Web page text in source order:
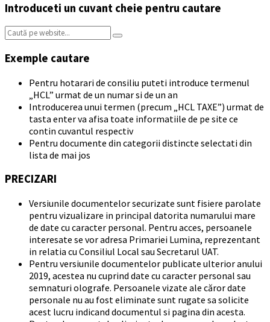
Introduceti un cuvant cheie pentru cautare
Search:
Exemple cautare
Pentru hotarari de consiliu puteti introduce termenul
„HCL” urmat de un numar si de un an
Introducerea unui termen (precum „HCL TAXE”) urmat de
tasta enter va afisa toate informatiile de pe site ce
contin cuvantul respectiv
Pentru documente din categorii distincte selectati din
lista de mai jos
PRECIZARI
Versiunile documentelor securizate sunt fisiere parolate
pentru vizualizare in principal datorita numarului mare
de date cu caracter personal. Pentru acces, persoanele
interesate se vor adresa Primariei Lumina, reprezentant
in relatia cu Consiliul Local sau Secretarul UAT.
Pentru versiunile documentelor publicate ulterior anului
2019, acestea nu cuprind date cu caracter personal sau
semnaturi olografe. Persoanele vizate ale căror date
personale nu au fost eliminate sunt rugate sa solicite
acest lucru indicand documentul si pagina din acesta.